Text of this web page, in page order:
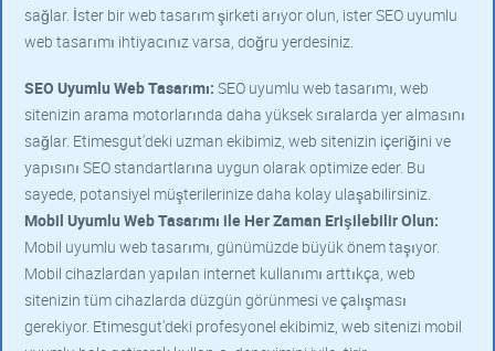
sağlar. İster bir web tasarım şirketi arıyor olun, ister SEO uyumlu
web tasarımı ihtiyacınız varsa, doğru yerdesiniz.
SEO Uyumlu Web Tasarımı: SEO uyumlu web tasarımı, web
sitenizin arama motorlarında daha yüksek sıralarda yer almasını
sağlar. Etimesgut'deki uzman ekibimiz, web sitenizin içeriğini ve
yapısını SEO standartlarına uygun olarak optimize eder. Bu
sayede, potansiyel müşterilerinize daha kolay ulaşabilirsiniz.
Mobil Uyumlu Web Tasarımı ile Her Zaman Erişilebilir Olun:
Mobil uyumlu web tasarımı, günümüzde büyük önem taşıyor.
Mobil cihazlardan yapılan internet kullanımı arttıkça, web
sitenizin tüm cihazlarda düzgün görünmesi ve çalışması
gerekiyor. Etimesgut'deki profesyonel ekibimiz, web sitenizi mobil